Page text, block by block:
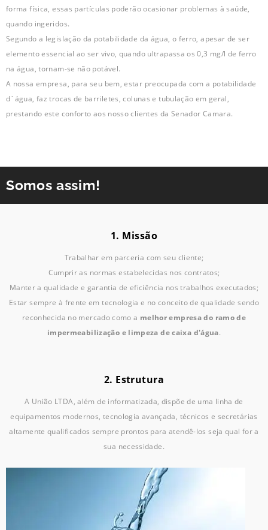
forma física, essas partículas poderão ocasionar problemas à saúde,
quando ingeridos.
Segundo a legislação da potabilidade da água, o ferro, apesar de ser
elemento essencial ao ser vivo, quando ultrapassa os 0,3 mg/l de ferro
na água, tornam-se não potável.
A nossa empresa, para seu bem, estar preocupada com a potabilidade
d´água, faz trocas de barriletes, colunas e tubulação em geral,
prestando este conforto aos nosso clientes da Senador Camara.
Somos assim!
1. Missão
Trabalhar em parceria com seu cliente;
Cumprir as normas estabelecidas nos contratos;
Manter a qualidade e garantia de eficiência nos trabalhos executados;
Estar sempre à frente em tecnologia e no conceito de qualidade sendo
reconhecida no mercado como a melhor empresa do ramo de
impermeabilização e limpeza de caixa d'água.
2. Estrutura
A União LTDA, além de informatizada, dispõe de uma linha de
equipamentos modernos, tecnologia avançada, técnicos e secretárias
altamente qualificados sempre prontos para atendê-los seja qual for a
sua necessidade.